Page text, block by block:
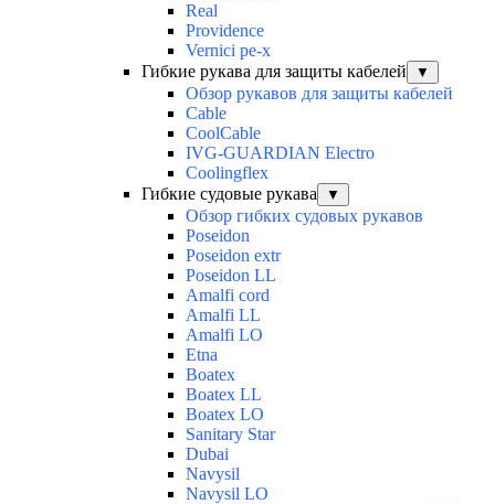
Real
Providence
Vernici pe-x
Гибкие рукава для защиты кабелей
▼
Обзор рукавов для защиты кабелей
Cable
CoolCable
IVG-GUARDIAN Electro
Coolingflex
Гибкие судовые рукава
▼
Обзор гибких судовых рукавов
Poseidon
Poseidon extr
Poseidon LL
Amalfi cord
Amalfi LL
Amalfi LO
Etna
Boatex
Boatex LL
Boatex LO
Sanitary Star
Dubai
Navysil
Navysil LO